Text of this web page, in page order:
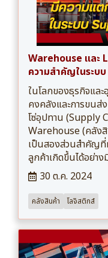
Warehouse และ
ความสำคัญในระบ
ในโลกของธุรกิจแล
คงคลังและการขนส่
โซ่อุปทาน (Supply
Warehouse (คลัง
เป็นสองส่วนสำคัญที่
ลูกค้าเกิดขึ้นได้อย่า
30 ต.ค. 2024
คลังสินค้า โลจิสติกส์